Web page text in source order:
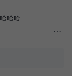
哈哈